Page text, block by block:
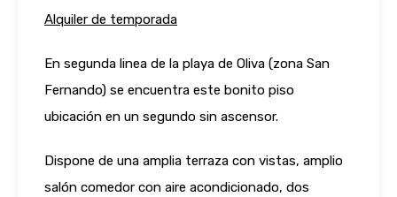
Alquiler de temporada
En segunda linea de la playa de Oliva (zona San
Fernando) se encuentra este bonito piso
ubicación en un segundo sin ascensor.
Dispone de una amplia terraza con vistas, amplio
salón comedor con aire acondicionado, dos